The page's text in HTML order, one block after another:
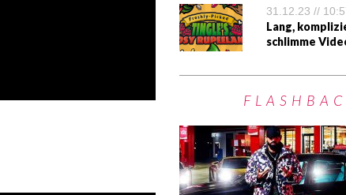
31.12.23 //
Lang,
schlimme